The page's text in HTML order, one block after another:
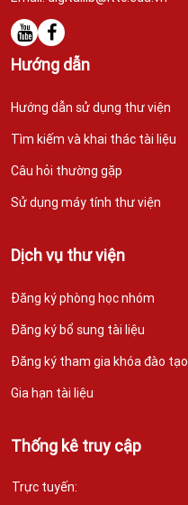
Hướng dẫn
Hướng dẫn sử dụng thư viện
Tìm kiếm và khai thác tài liệu
Câu hỏi thường gặp
Sử dụng máy tính thư viện
Dịch vụ thư viện
Đăng ký phòng học nhóm
Đăng ký bổ sung tài liệu
Đăng ký tham gia khóa đào tạo
Gia hạn tài liệu
Thống kê truy cập
Trực tuyến: